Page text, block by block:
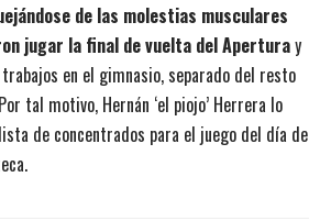
de las molestias musculares
jugar la final de vuelta del Aperturay
en el gimnasio, separado del resto
tal motivo, Hernán ‘el piojo’ Herrera lo
de concentrados para el juego del día de